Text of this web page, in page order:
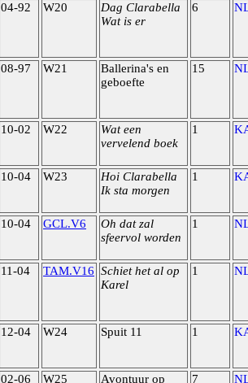
04-92 W20
Dag Clarabella
Wat is er
6
08-97 W21
Ballerina's en
geboefte
15
10-02 W22
Wat een
vervelend boek
1
10-04 W23
Hoi Clarabella
Ik sta morgen
1
10-04 GCL.V6
Oh dat zal
sfeervol worden
1
11-04 TAM.V16 Schiet het al op
Karel
1
12-04 W24 Spuit 11 1
02-06 W25
Avontuur op
7